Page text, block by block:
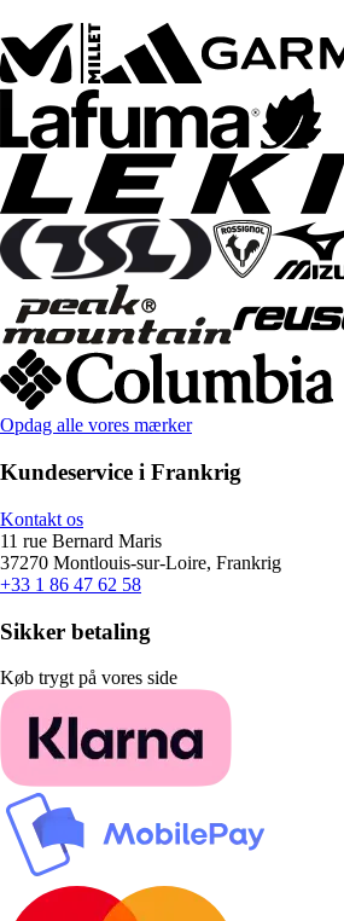
Opdag alle vores mærker
Kundeservice i Frankrig
Kontakt os
11 rue Bernard Maris
37270 Montlouis-sur-Loire, Frankrig
+33 1 86 47 62 58
Sikker betaling
Køb trygt på vores side